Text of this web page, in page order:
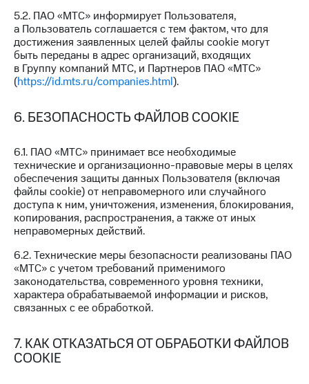
скидки
Все
товары
5.2. ПАО «МТС» информирует Пользователя,
а Пользователь соглашается с тем фактом, что для
достижения заявленных целей файлы cookie могут
быть переданы в адрес организаций, входящих
в Группу компаний МТС, и Партнеров ПАО «МТС»
(https://id.mts.ru/companies.html).
6. БЕЗОПАСНОСТЬ ФАЙЛОВ COOKIE
6.1. ПАО «МТС» принимает все необходимые
технические и организационно-правовые меры в целях
обеспечения защиты данных Пользователя (включая
файлы cookie) от неправомерного или случайного
доступа к ним, уничтожения, изменения, блокирования,
копирования, распространения, а также от иных
неправомерных действий.
6.2. Технические меры безопасности реализованы ПАО
«МТС» с учетом требований применимого
законодательства, современного уровня техники,
характера обрабатываемой информации и рисков,
связанных с ее обработкой.
7. КАК ОТКАЗАТЬСЯ ОТ ОБРАБОТКИ ФАЙЛОВ
COOKIE